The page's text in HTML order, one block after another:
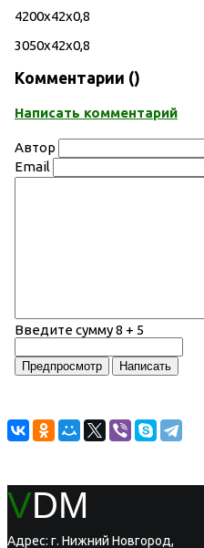
4200х42х0,8
3050х42х0,8
Комментарии ()
Написать комментарий
Автор
Email
Введите сумму 8 + 5
VDM
Адрес: г. Нижний Новгород,